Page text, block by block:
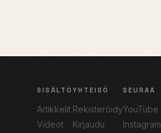
SISÄLTÖ
Artikkelit
Videot
YHTEISÖ
Rekisteröidy
Kirjaudu
SEURAA
YouTube
Instagram